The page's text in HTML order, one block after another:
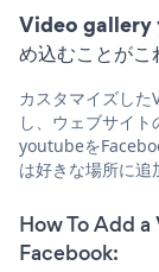
Video gallery
め込むことが
カスタマイズし
し、ウェブサイ
youtubeを
は好きな場所に追
How To Add
Facebook: